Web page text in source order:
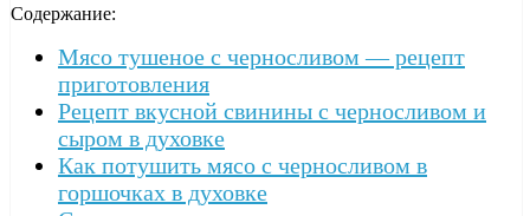
Содержание:
Мясо тушеное с черносливом — рецепт
приготовления
Рецепт вкусной свинины с черносливом и
сыром в духовке
Как потушить мясо с черносливом в
горшочках в духовке